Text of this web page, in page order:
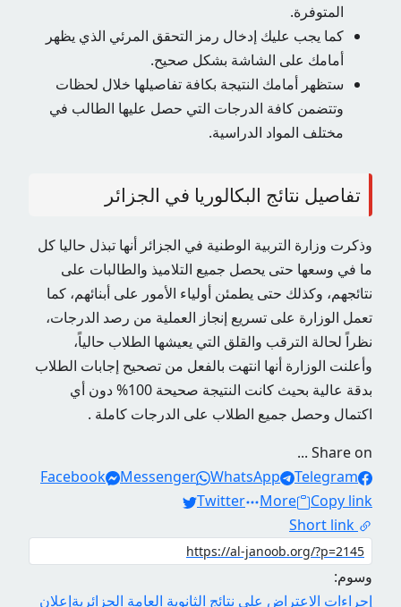
المتوفرة.
كما يجب عليك إدخال رمز التحقق المرئي الذي يظهر
أمامك على الشاشة بشكل صحيح.
ستظهر أمامك النتيجة بكافة تفاصيلها خلال لحظات
وتتضمن كافة الدرجات التي حصل عليها الطالب في
مختلف المواد الدراسية.
تفاصيل نتائج البكالوريا في الجزائر
وذكرت وزارة التربية الوطنية في الجزائر أنها تبذل حاليا كل
ما في وسعها حتى يحصل جميع التلاميذ والطالبات على
نتائجهم، وكذلك حتى يطمئن أولياء الأمور على أبنائهم، كما
تعمل الوزارة على تسريع إنجاز العملية من رصد الدرجات،
نظراً لحالة الترقب والقلق التي يعيشها الطلاب حالياً،
وأعلنت الوزارة أنها انتهت بالفعل من تصحيح إجابات الطلاب
بدقة عالية بحيث كانت النتيجة صحيحة 100% دون أي
اكتمال وحصل جميع الطلاب على الدرجات كاملة .
Share on ...
Facebook
Messenger WhatsApp
Telegram
Twitter
More
Copy link
Short link
وسوم:
إجراءات الاعتراض على نتائج الثانوية العامة الجزائريةإعلان